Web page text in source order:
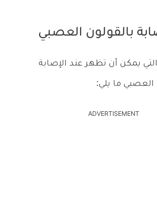
بالقولون العصبي
يمكن أن تظهر عند الإصابة
العصبي ما يلي:
ADVERTISEMENT